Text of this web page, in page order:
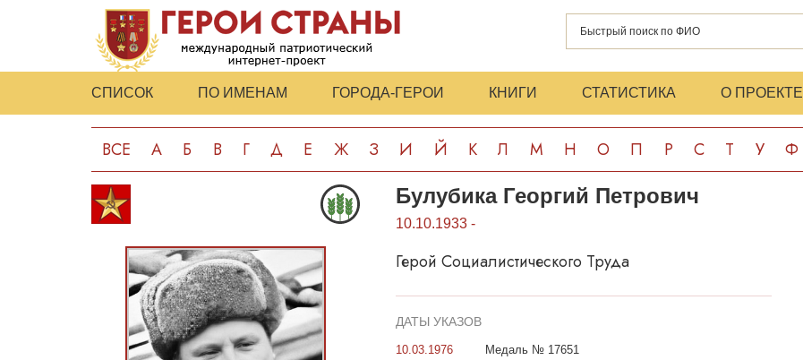
СПИСОК ПО ИМЕНАМ ГОРОДА-ГЕРОИ КНИГИ СТАТИСТИКА О ПРОЕКТЕ
ВСЕ А Б В Г Д Е Ж З И Й К Л М Н О П Р С Т У Ф
Булубика Георгий Петрович
10.10.1933 -
Герой Социалистического Труда
ДАТЫ УКАЗОВ
10.03.1976
Медаль № 17651